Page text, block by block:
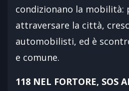
condizionano la mobilità:
attraversare la città,
automobilisti, ed è
e comune.
118 NEL FORTORE, SOS